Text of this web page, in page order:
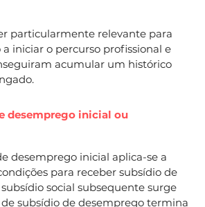
particularmente relevante para
a iniciar o percurso profissional e
acumular um histórico
desemprego inicial ou
desemprego inicial aplica-se a
para receber subsídio de
social subsequente surge
subsídio de desemprego termina